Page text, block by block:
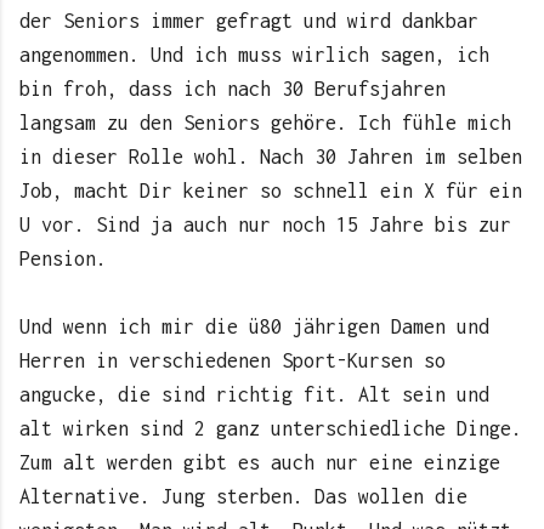
der Seniors immer gefragt und wird dankbar
angenommen. Und ich muss wirlich sagen, ich
bin froh, dass ich nach 30 Berufsjahren
langsam zu den Seniors gehöre. Ich fühle mich
in dieser Rolle wohl. Nach 30 Jahren im selben
Job, macht Dir keiner so schnell ein X für ein
U vor. Sind ja auch nur noch 15 Jahre bis zur
Pension.
Und wenn ich mir die ü80 jährigen Damen und
Herren in verschiedenen Sport-Kursen so
angucke, die sind richtig fit. Alt sein und
alt wirken sind 2 ganz unterschiedliche Dinge.
Zum alt werden gibt es auch nur eine einzige
Alternative. Jung sterben. Das wollen die